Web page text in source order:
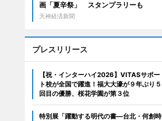
画「夏辛祭」 スタンプラリーも
天神経済新聞
プレスリリース
【祝・インターハイ2026】VITASサポー
ト校が全国で躍進！福大大濠が９年ぶり５
回目の優勝、桜花学園が第３位
特別展「躍動する明代の書―台北・何創時